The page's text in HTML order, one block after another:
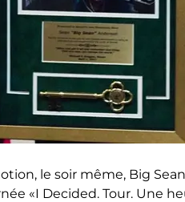
le soir même, Big
«I Decided. Tour. Une